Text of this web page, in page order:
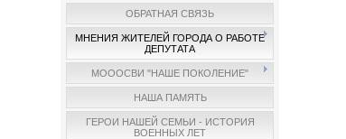
ОБРАТНАЯ СВЯЗЬ
МНЕНИЯ ЖИТЕЛЕЙ ГОРОДА О РАБОТЕ
ДЕПУТАТА
МОООСВИ "НАШЕ ПОКОЛЕНИЕ"
НАША ПАМЯТЬ
ГЕРОИ НАШЕЙ СЕМЬИ - ИСТОРИЯ
ВОЕННЫХ ЛЕТ